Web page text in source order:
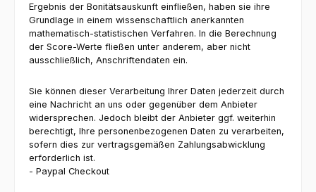
Ergebnis der Bonitätsauskunft einfließen, haben sie ihre
Grundlage in einem wissenschaftlich anerkannten
mathematisch-statistischen Verfahren. In die Berechnung
der Score-Werte fließen unter anderem, aber nicht
ausschließlich, Anschriftendaten ein.
Sie können dieser Verarbeitung Ihrer Daten jederzeit durch
eine Nachricht an uns oder gegenüber dem Anbieter
widersprechen. Jedoch bleibt der Anbieter ggf. weiterhin
berechtigt, Ihre personenbezogenen Daten zu verarbeiten,
sofern dies zur vertragsgemäßen Zahlungsabwicklung
erforderlich ist.
- Paypal Checkout